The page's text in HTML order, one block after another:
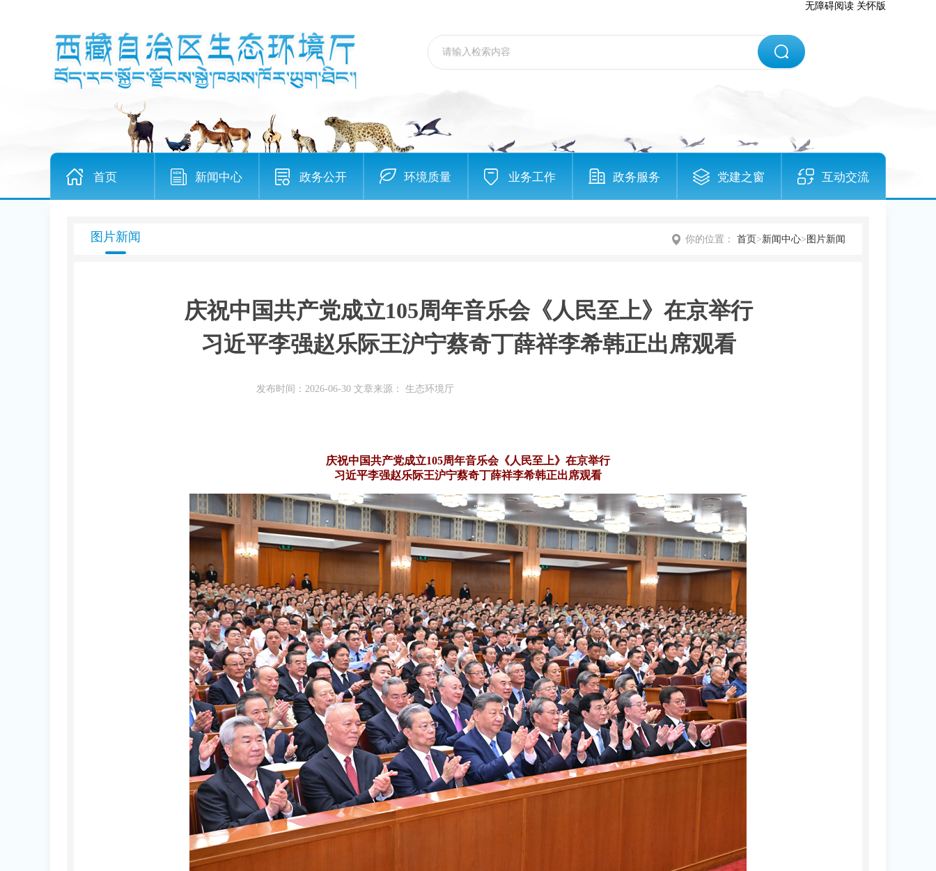
无障碍阅读 关怀版
首页 新闻中心 政务公开 环境质量 业务工作 政务服务 党建之窗 互动交流
图片新闻 你的位置： 首页>新闻中心> 图片新闻
庆祝中国共产党成立105周年音乐会《人民至上》在京举行
习近平李强赵乐际王沪宁蔡奇丁薛祥李希韩正出席观看
发布时间：2026-06-30 文章来源： 生态环境厅
庆祝中国共产党成立105周年音乐会《人民至上》在京举行
习近平李强赵乐际王沪宁蔡奇丁薛祥李希韩正出席观看